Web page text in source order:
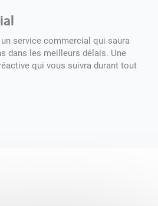
service commercial qui saura
dans les meilleurs délais. Une
qui vous suivra durant tout